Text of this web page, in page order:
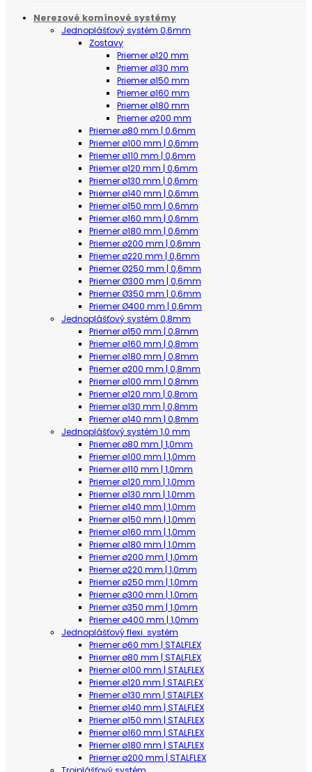
Nerezové komínové systémy
Jednoplášťový systém 0,6mm
Zostavy
Priemer ø120 mm
Priemer ø130 mm
Priemer ø150 mm
Priemer ø160 mm
Priemer ø180 mm
Priemer ø200 mm
Priemer ø80 mm | 0,6mm
Priemer ø100 mm | 0,6mm
Priemer ø110 mm | 0,6mm
Priemer ø120 mm | 0,6mm
Priemer ø130 mm | 0,6mm
Priemer ø140 mm | 0,6mm
Priemer ø150 mm | 0,6mm
Priemer ø160 mm | 0,6mm
Priemer ø180 mm | 0,6mm
Priemer ø200 mm | 0,6mm
Priemer ø220 mm | 0,6mm
Priemer Ø250 mm | 0,6mm
Priemer Ø300 mm | 0,6mm
Priemer Ø350 mm | 0,6mm
Priemer Ø400 mm | 0,6mm
Jednoplášťový systém 0,8mm
Priemer ø150 mm | 0,8mm
Priemer ø160 mm | 0,8mm
Priemer ø180 mm | 0,8mm
Priemer ø200 mm | 0,8mm
Priemer ø100 mm | 0,8mm
Priemer ø120 mm | 0,8mm
Priemer ø130 mm | 0,8mm
Priemer ø140 mm | 0,8mm
Jednoplášťový systém 1,0 mm
Priemer ø80 mm | 1,0mm
Priemer ø100 mm | 1,0mm
Priemer ø110 mm | 1,0mm
Priemer ø120 mm | 1,0mm
Priemer ø130 mm | 1,0mm
Priemer ø140 mm | 1,0mm
Priemer ø150 mm | 1,0mm
Priemer ø160 mm | 1,0mm
Priemer ø180 mm | 1,0mm
Priemer ø200 mm | 1,0mm
Priemer ø220 mm | 1,0mm
Priemer ø250 mm | 1,0mm
Priemer ø300 mm | 1,0mm
Priemer ø350 mm | 1,0mm
Priemer ø400 mm | 1,0mm
Jednoplášťový flexi. systém
Priemer ø60 mm | STALFLEX
Priemer ø80 mm | STALFLEX
Priemer ø100 mm | STALFLEX
Priemer ø120 mm | STALFLEX
Priemer ø130 mm | STALFLEX
Priemer ø140 mm | STALFLEX
Priemer ø150 mm | STALFLEX
Priemer ø160 mm | STALFLEX
Priemer ø180 mm | STALFLEX
Priemer ø200 mm | STALFLEX